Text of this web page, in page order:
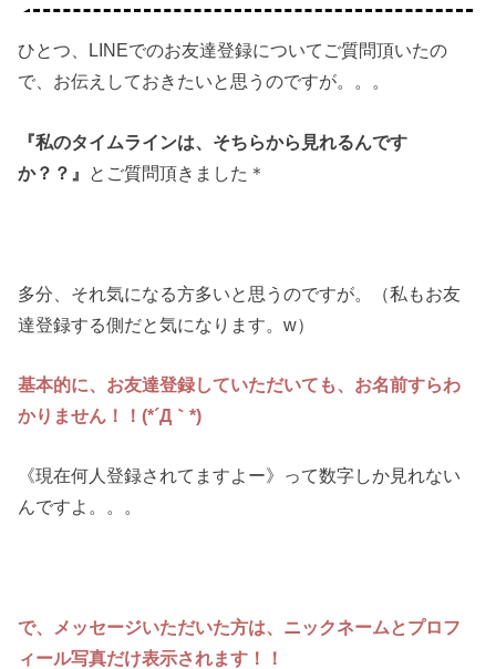
ひとつ、LINEでのお友達登録についてご質問頂いたの
で、お伝えしておきたいと思うのですが。。。
『私のタイムラインは、そちらから見れるんです
か？？』 とご質問頂きました＊
多分、それ気になる方多いと思うのですが。（私もお友
達登録する側だと気になります。w）
基本的に、お友達登録していただいても、お名前すらわ
かりません！！(*´Д｀*)
《現在何人登録されてますよー》って数字しか見れない
んですよ。。。
で、メッセージいただいた方は、ニックネームとプロフ
ィール写真だけ表示されます！！